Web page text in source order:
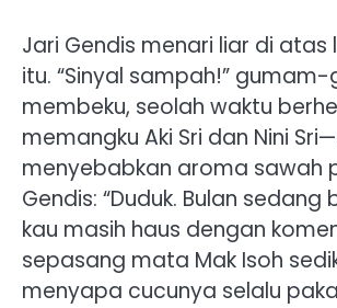
Jari Gendis menari liar di
itu. “Sinyal sampah!”
membeku, seolah waktu
memangku Aki Sri dan Nini
menyebabkan aroma sawah
Gendis: “Duduk. Bulan
kau masih haus dengan
sepasang mata Mak Isoh
menyapa cucunya selalu